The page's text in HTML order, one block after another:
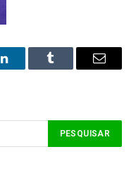
LinkedInTumblr Email